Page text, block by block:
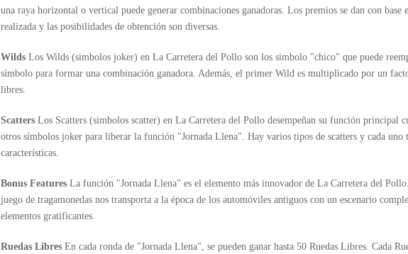
una raya horizontal o vertical puede generar combinaciones ganadoras. Los premios se dan con base
realizada y las posibilidades de obtención son diversas.
Wilds Los Wilds (simbolos joker) en La Carretera del Pollo son los simbolo "chico" que puede
símbolo para formar una combinación ganadora. Además, el primer Wild es multiplicado por un
libres.
Scatters Los Scatters (simbolos scatter) en La Carretera del Pollo desempeñan su función principal
otros símbolos joker para liberar la función "Jornada Llena". Hay varios tipos de scatters y cada uno
características.
Bonus Features La función "Jornada Llena" es el elemento más innovador de La Carretera del
juego de tragamonedas nos transporta a la época de los automóviles antiguos con un escenario
elementos gratificantes.
Ruedas Libres En cada ronda de "Jornada Llena", se pueden ganar hasta 50 Ruedas Libres. Cada